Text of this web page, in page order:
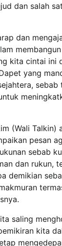
dan salah
dan
kita cintai ini
yang
sebab
(Wali Talkin)
pesan
sebab
dan rukun,
demikian
saling
kita